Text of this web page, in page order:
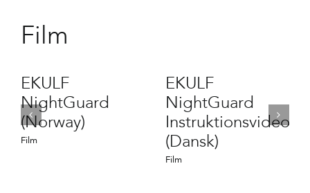
Film
EKULF
NightGuard
(Norway)
Film
EKULF
NightGuard
Instruktionsvideo
(Dansk)
Film